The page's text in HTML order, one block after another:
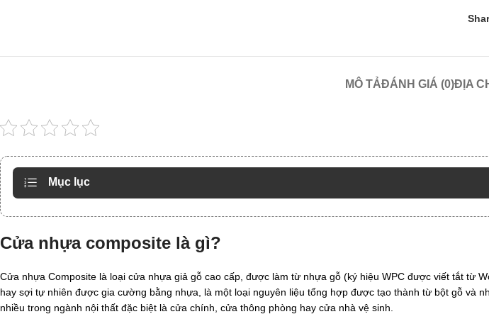
MÔ TẢĐÁNH GIÁ (0)ĐỊA
Mục lục
Cửa nhựa composite là gì?
Cửa nhựa Composite là loại cửa nhựa giả gỗ cao cấp, được làm từ nhựa gỗ (ký hiệu WPC được viết tắt từ
hay sợi tự nhiên được gia cường bằng nhựa, là một loại nguyên liệu tổng hợp được tạo thành từ bột gỗ và
nhiều trong ngành nội thất đặc biệt là cửa chính, cửa thông phòng hay cửa nhà vệ sinh.